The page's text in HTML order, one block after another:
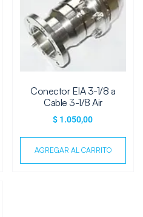
Conector EIA 3-1/8 a
Cable 3-1/8 Air
$ 1.050,00
AGREGAR AL CARRITO